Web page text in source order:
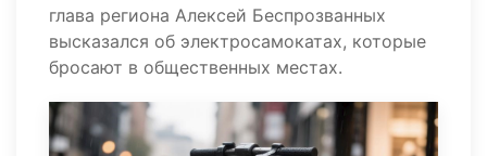
глава региона Алексей Беспрозванных
высказался об электросамокатах, которые
бросают в общественных местах.